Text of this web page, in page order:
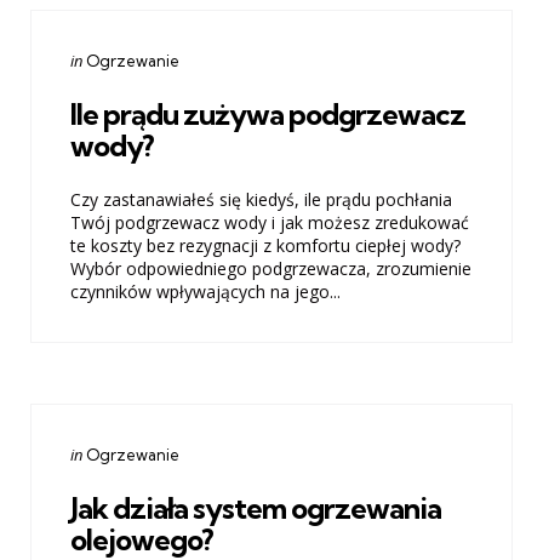
Categories
Posted
in Ogrzewanie
Ile prądu zużywa podgrzewacz
wody?
Czy zastanawiałeś się kiedyś, ile prądu pochłania
Twój podgrzewacz wody i jak możesz zredukować
te koszty bez rezygnacji z komfortu ciepłej wody?
Wybór odpowiedniego podgrzewacza, zrozumienie
czynników wpływających na jego...
Categories
Posted
in Ogrzewanie
Jak działa system ogrzewania
olejowego?